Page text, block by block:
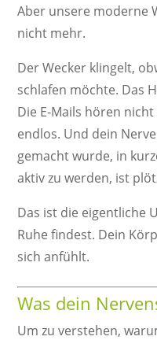
Aber unsere moderne
nicht mehr.
Der Wecker klingelt,
schlafen möchte. Das
Die E-Mails hören
endlos. Und dein
gemacht wurde, in
aktiv zu werden, ist
Das ist die eigentliche
Ruhe findest. Dein
sich anfühlt.
Was dein
Um zu verstehen,